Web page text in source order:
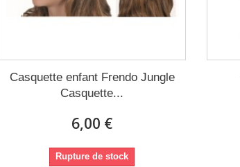
Casquette enfant Frendo Jungle
Casquette...
6,00 €
Rupture de stock